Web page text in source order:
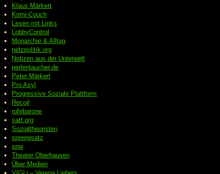
Klaus Märkert
Krimi-Couch
Lesen mit Links
LobbyControl
Monarchie & Alltag
netzpolitik.org
Notizen aus der Unterwelt
perlentaucher.de
Peter Märkert
Pro Asyl
ProgressiveSoziale Plattform
Recoil
ruhrbarone
satt.org
Sozialtheoristen
sprengsatz
spw
Theater Oberhausen
Über Medien